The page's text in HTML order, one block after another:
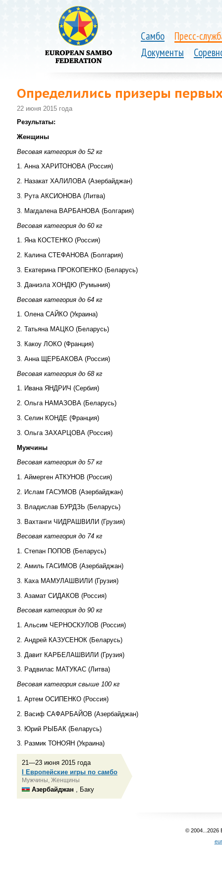
Самбо
Пресс-
Документы
Определились призеры
22 июня 2015 года
Результаты:
Женщины
Весовая категория до 52 кг
1. Анна ХАРИТОНОВА (Россия)
2. Назакат ХАЛИЛОВА (Азербайджан)
3. Рута АКСИОНОВА (Литва)
3. Магдалена ВАРБАНОВА (Болгария)
Весовая категория до 60 кг
1. Яна КОСТЕНКО (Россия)
2. Калина СТЕФАНОВА (Болгария)
3. Екатерина ПРОКОПЕНКО (Беларусь)
3. Даниэла ХОНДЮ (Румыния)
Весовая категория до 64 кг
1. Олена САЙКО (Украина)
2. Татьяна МАЦКО (Беларусь)
3. Какоу ЛОКО (Франция)
3. Анна ЩЕРБАКОВА (Россия)
Весовая категория до 68 кг
1. Ивана ЯНДРИЧ (Сербия)
2. Ольга НАМАЗОВА (Беларусь)
3. Селин КОНДЕ (Франция)
3. Ольга ЗАХАРЦОВА (Россия)
Мужчины
Весовая категория до 57 кг
1. Аймерген АТКУНОВ (Россия)
2. Ислам ГАСУМОВ (Азербайджан)
3. Владислав БУРДЗЬ (Беларусь)
3. Вахтанги ЧИДРАШВИЛИ (Грузия)
Весовая категория до 74 кг
1. Степан ПОПОВ (Беларусь)
2. Амиль ГАСИМОВ (Азербайджан)
3. Каха МАМУЛАШВИЛИ (Грузия)
3. Азамат СИДАКОВ (Россия)
Весовая категория до 90 кг
1. Альсим ЧЕРНОСКУЛОВ (Россия)
2. Андрей КАЗУСЕНОК (Беларусь)
3. Давит КАРБЕЛАШВИЛИ (Грузия)
3. Радвилас МАТУКАС (Литва)
Весовая категория свыше 100 кг
1. Артем ОСИПЕНКО (Россия)
2. Васиф САФАРБАЙОВ (Азербайджан)
3. Юрий РЫБАК (Беларусь)
3. Размик ТОНОЯН (Украина)
21—23 июня 2015 года
I Европейские игры по самбо
Мужчины, Женщины
Азербайджан , Баку
© 2004...2026